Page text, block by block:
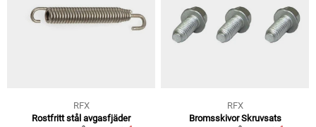
RFX
Rostfritt stål avgasfjäder
RFX
Bromsskivor Skruvsats